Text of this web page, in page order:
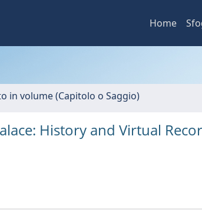
Home
in volume (Capitolo o Saggio)
History and Virtual